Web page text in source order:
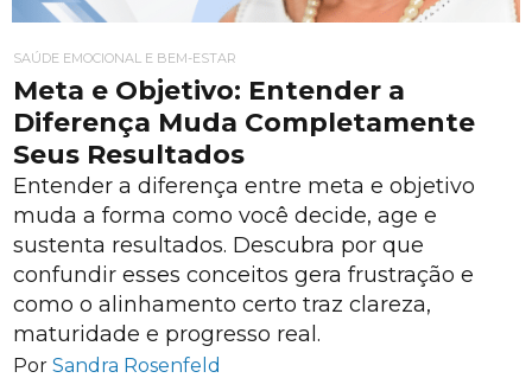
SAÚDE EMOCIONAL E BEM-ESTAR
Meta e Objetivo: Entender a
Diferença Muda Completamente
Seus Resultados
Entender a diferença entre meta e objetivo
muda a forma como você decide, age e
sustenta resultados. Descubra por que
confundir esses conceitos gera frustração e
como o alinhamento certo traz clareza,
maturidade e progresso real.
Por Sandra Rosenfeld